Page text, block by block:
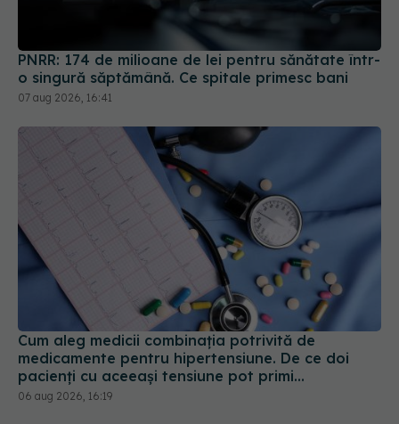
PNRR: 174 de milioane de lei pentru sănătate într-
o singură săptămână. Ce spitale primesc bani
07 aug 2026, 16:41
Cum aleg medicii combinația potrivită de
medicamente pentru hipertensiune. De ce doi
pacienți cu aceeași tensiune pot primi
tratamente diferite
06 aug 2026, 16:19